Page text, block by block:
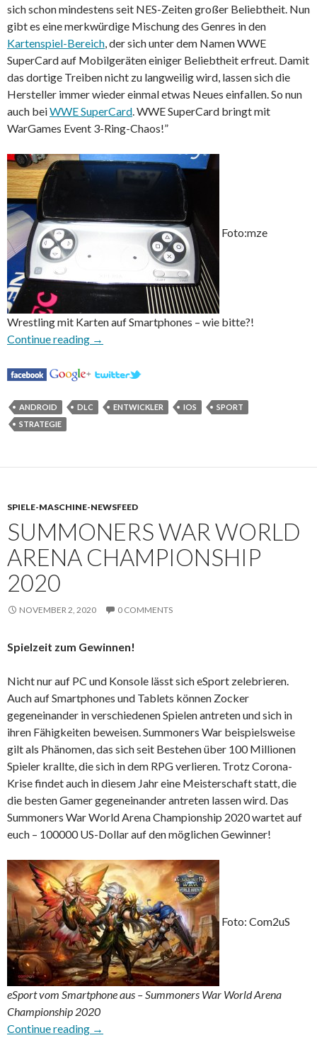
sich schon mindestens seit NES-Zeiten großer Beliebtheit. Nun
gibt es eine merkwürdige Mischung des Genres in den
Kartenspiel-Bereich, der sich unter dem Namen WWE
SuperCard auf Mobilgeräten einiger Beliebtheit erfreut. Damit
das dortige Treiben nicht zu langweilig wird, lassen sich die
Hersteller immer wieder einmal etwas Neues einfallen. So nun
auch beiWWE SuperCard. WWE SuperCard bringt mit
WarGames Event 3-Ring-Chaos!”
Foto:mze
Wrestling mit Karten auf Smartphones – wie bitte?!
Continue reading WWE SuperCard bringt mit WarGames Event
→
ANDROID DLC ENTWICKLER IOS
SPORT
STRATEGIE
SPIELE-MASCHINE-NEWSFEED
SUMMONERS WAR WORLD
ARENA CHAMPIONSHIP
2020
NOVEMBER 2, 2020 0 COMMENTS
Spielzeit zum Gewinnen!
Nicht nur auf PC und Konsole lässt sich eSport zelebrieren.
Auch auf Smartphones und Tablets können Zocker
gegeneinander in verschiedenen Spielen antreten und sich in
ihren Fähigkeiten beweisen. Summoners War beispielsweise
gilt als Phänomen, das sich seit Bestehen über 100 Millionen
Spieler krallte, die sich in dem RPG verlieren. Trotz Corona-
Krise findet auch in diesem Jahr eine Meisterschaft statt, die
die besten Gamer gegeneinander antreten lassen wird. Das
Summoners War World Arena Championship 2020 wartet auf
euch – 100000 US-Dollar auf den möglichen Gewinner!
Foto: Com2uS
eSport vom Smartphone aus – Summoners War World Arena
Championship 2020
Continue reading Summoners War World Arena Championship
→